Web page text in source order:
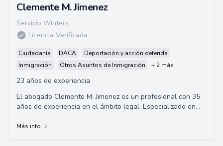
Clemente M. Jimenez
Servicio Winters
Licencia Verificada
Ciudadanía DACA
Deportación y acción deferida
Inmigración
Otros Asuntos de Inmigración + 2 más
23 años de experiencia
El abogado Clemente M. Jimenez es un profesional con 35
años de experiencia en el ámbito legal. Especializado en
Más info